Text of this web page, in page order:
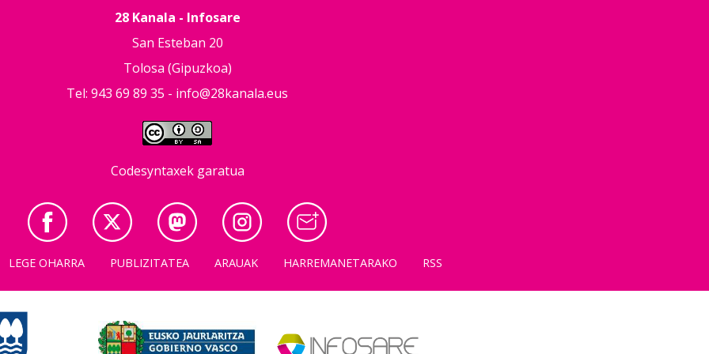
28 Kanala - Infosare
San Esteban 20
Tolosa (Gipuzkoa)
Tel: 943 69 89 35 - info@28kanala.eus
Codesyntaxek garatua
LEGE OHARRA PUBLIZITATEA ARAUAK HARREMANETARAKO RSS